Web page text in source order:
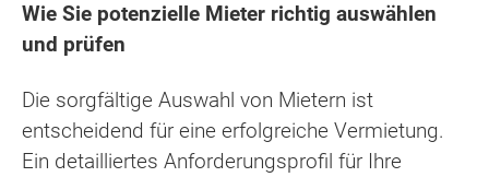
Wie Sie potenzielle Mieter richtig auswählen
und prüfen
Die sorgfältige Auswahl von Mietern ist
entscheidend für eine erfolgreiche Vermietung.
Ein detailliertes Anforderungsprofil für Ihre